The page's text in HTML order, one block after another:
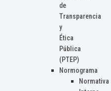
de
Transparencia
y
Ética
Pública
(PTEP)
Normograma
Normativa